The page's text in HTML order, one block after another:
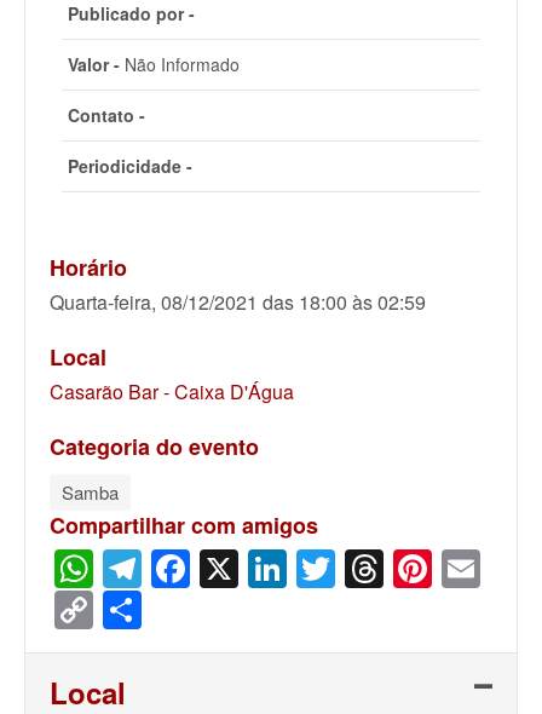
Publicado por -
Valor - Não Informado
Contato -
Periodicidade -
Horário
Quarta-feira, 08/12/2021 das 18:00 às 02:59
Local
Casarão Bar - Caixa D'Água
Categoria do evento
Samba
Compartilhar com amigos
WhatsApp
Telegram
Facebook
X LinkedIn
Twitter
Threads
Copy
Link
Local